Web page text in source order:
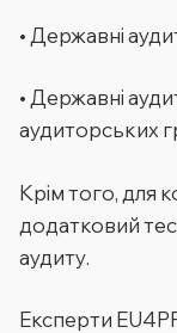
• Державні
• Державні
аудиторських
Крім того, для
додатковий
аудиту.
Експерти